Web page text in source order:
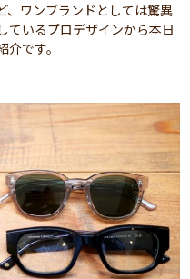
、ワンブランドとしては驚異
ているプロデザインから本日
です。